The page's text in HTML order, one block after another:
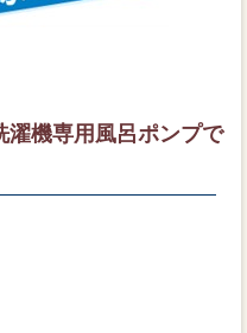
濯機専用風呂ポンプで